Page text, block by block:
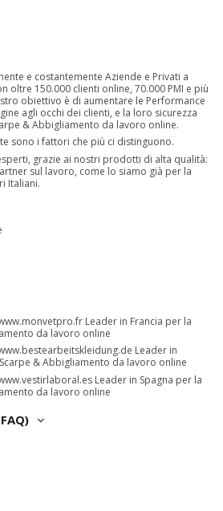
e costantemente Aziende e Privati a
oltre 150.000 clienti online, 70.000 PMI e più
obiettivo è di aumentare le Performance
agli occhi dei clienti, e la loro sicurezza
& Abbigliamento da lavoro online.
sono i fattori che più ci distinguono.
grazie ai nostri prodotti di alta qualità:
sul lavoro, come lo siamo già per la
Italiani.
Leader in Francia per la
da lavoro online
Leader in
& Abbigliamento da lavoro online
Leader in Spagna per la
da lavoro online